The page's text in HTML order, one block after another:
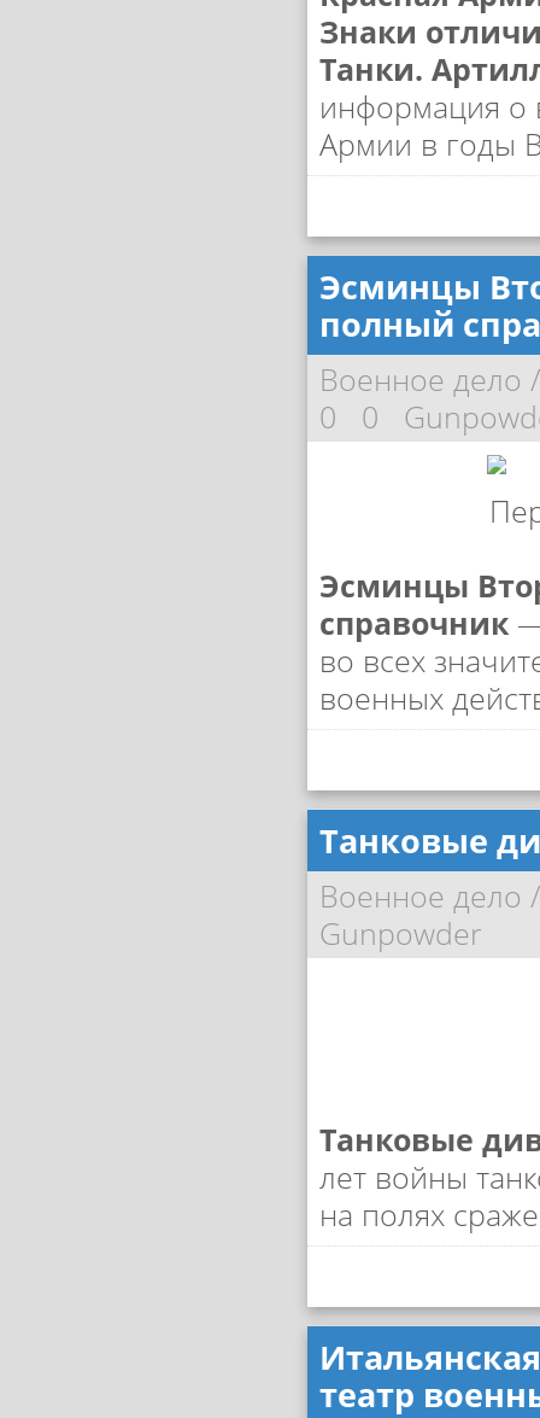
Знаки
Танки.
информация о
Армии в годы
Эсминцы
полный
Военное дело
0 0
Эсминцы
справочник—
во всех
военных
Танковые
Военное дело
Gunpowder
Танковые
лет войны
на полях
театр